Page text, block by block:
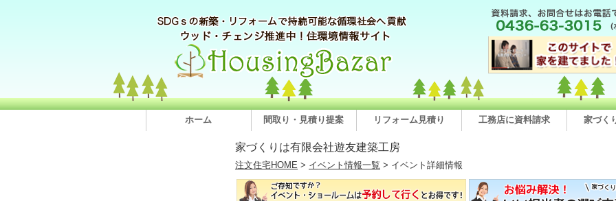
ホーム 間取り・見積り提案 リフォーム見積り 工務店に資料請求 家づく
家づくりは有限会社遊友建築工房
注文住宅HOME > イベント情報一覧 > イベント詳細情報